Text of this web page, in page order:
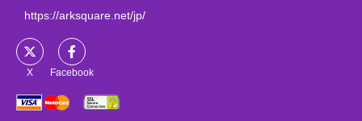
https://arksquare.net/jp/
X Facebook